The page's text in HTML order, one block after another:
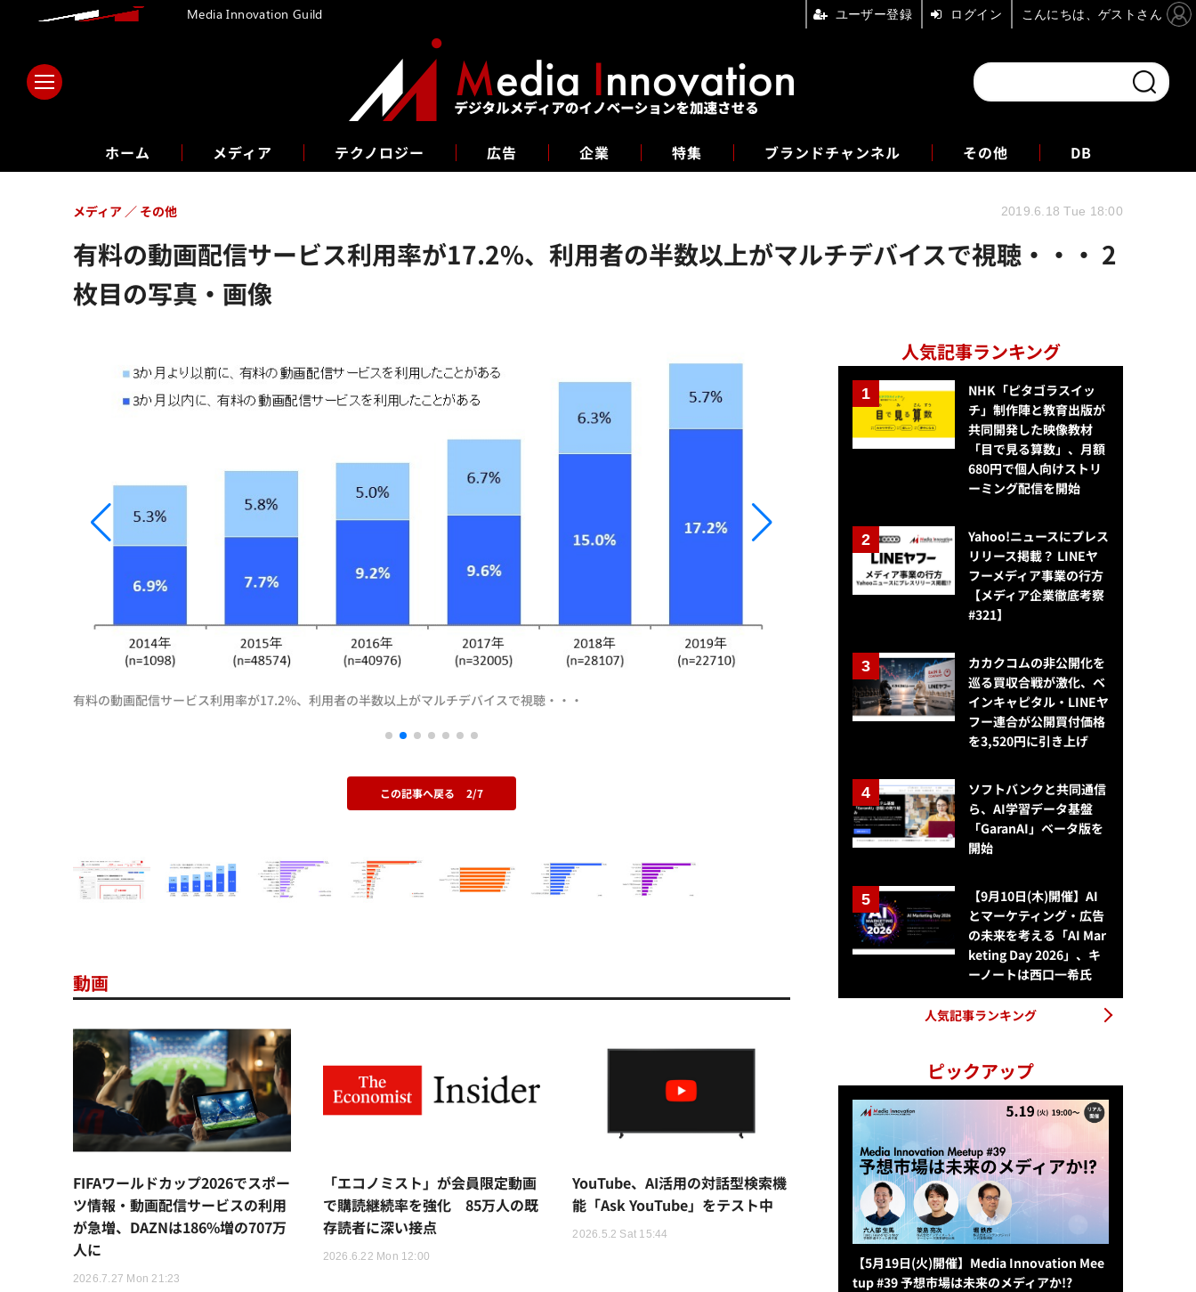
ホーム メディア テクノロジー 広告 企業 特集 ブランドチャンネル
フォーエム その他 DB
有料の動画配信サービス利用率が17.2%、利用者の半数以上がマルチデバイスで視聴・・・ 2
枚目の写真・画像
メディア その他 2019.6.18 Tue 18:00
有料の動画配信サービス利用率が17.2%、利用者の半数以上がマルチデバイスで視聴・・・
有料の動画配信サービス利用率が17.2%、利用者の半数以上がマルチデ
この記事へ戻る 2/7
動画
FIFAワールドカップ2026でスポー
ツ情報・動画配信サービスの利用
が急増、DAZNは186%増の707万
人に
2026.7.27 Mon 21:23
「エコノミスト」が会員限定動画
で購読継続率を強化 85万人の既
存読者に深い接点
2026.6.22 Mon 12:00
YouTube、AI活用の対話型検索機
能「Ask YouTube」をテスト中
2026.5.2 Sat 15:44
人気記事ランキング
NHK「ピタゴラスイッ
チ」制作陣と教育出版が
共同開発した映像教材
「目で見る算数」、月額
680円で個人向けストリ
ーミング配信を開始
Yahoo!ニュースにプレス
リリース掲載？ LINEヤ
フーメディア事業の行方
【メディア企業徹底考察
#321】
カカクコムの非公開化を
巡る買収合戦が激化、ベ
インキャピタル・LINEヤ
フー連合が公開買付価格
を3,520円に引き上げ
ソフトバンクと共同通信
ら、AI学習データ基盤
「GaranAI」ベータ版を
開始
【9月10日(木)開催】AI
とマーケティング・広告
の未来を考える「AI Mar
keting Day 2026」、キ
ーノートは西口一希氏
人気記事ランキング
ピックアップ
【5月19日(火)開催】Media Innovation Mee
tup #39 予想市場は未来のメディアか!?
Media Innovation Guild ユーザー登録 ログイン こんにちは、ゲストさん